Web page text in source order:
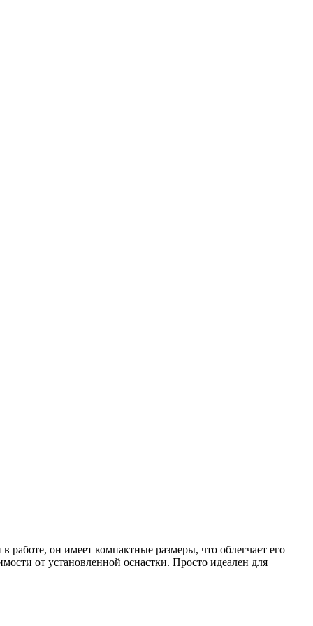
он имеет компактные размеры, что облегчает его
от установленной оснастки. Просто идеален для